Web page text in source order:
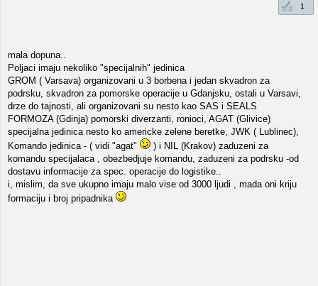
1
mala dopuna..
Poljaci imaju nekoliko "specijalnih" jedinica
GROM ( Varsava) organizovani u 3 borbena i jedan skvadron za
podrsku, skvadron za pomorske operacije u Gdanjsku, ostali u Varsavi,
drze do tajnosti, ali organizovani su nesto kao SAS i SEALS
FORMOZA (Gdinja) pomorski diverzanti, ronioci, AGAT (Glivice)
specijalna jedinica nesto ko americke zelene beretke, JWK ( Lublinec),
Komando jedinica - ( vidi "agat"
) i NIL (Krakov) zaduzeni za
komandu specijalaca , obezbedjuje komandu, zaduzeni za podrsku -od
dostavu informacije za spec. operacije do logistike..
i, mislim, da sve ukupno imaju malo vise od 3000 ljudi , mada oni kriju
formaciju i broj pripadnika